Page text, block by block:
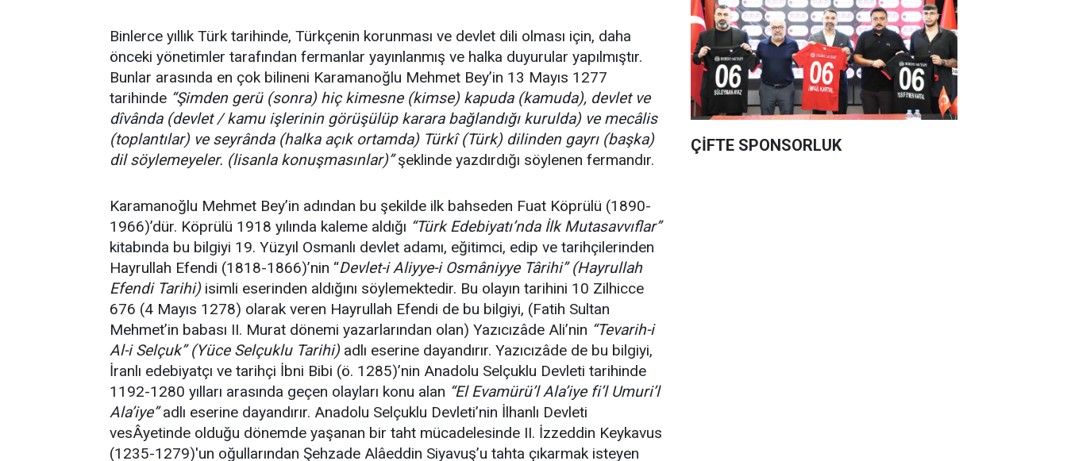
Binlerce yıllık Türk tarihinde, Türkçenin korunması ve devlet dili olması için, daha
önceki yönetimler tarafından fermanlar yayınlanmış ve halka duyurular yapılmıştır.
Bunlar arasında en çok bilineni Karamanoğlu Mehmet Bey’in 13 Mayıs 1277
tarihinde “Şimden gerü (sonra) hiç kimesne (kimse) kapuda (kamuda), devlet ve
dîvânda (devlet / kamu işlerinin görüşülüp karara bağlandığı kurulda) ve mecâlis
(toplantılar) ve seyrânda (halka açık ortamda) Türkî (Türk) dilinden gayrı (başka)
dil söylemeyeler. (lisanla konuşmasınlar)”şeklinde yazdırdığı söylenen fermandır.
Karamanoğlu Mehmet Bey’in adından bu şekilde ilk bahseden Fuat Köprülü (1890-
1966)’dür. Köprülü 1918 yılında kaleme aldığı “Türk Edebiyatı’nda İlk Mutasavvıflar”
kitabında bu bilgiyi 19. Yüzyıl Osmanlı devlet adamı, eğitimci, edip ve tarihçilerinden
Hayrullah Efendi (1818-1866)’nin “Devlet-i Aliyye-i Osmâniyye Târihi” (Hayrullah
Efendi Tarihi)isimli eserinden aldığını söylemektedir. Bu olayın tarihini 10 Zilhicce
676 (4 Mayıs 1278) olarak veren Hayrullah Efendi de bu bilgiyi, (Fatih Sultan
Mehmet’in babası II. Murat dönemi yazarlarından olan) Yazıcızâde Ali’nin “Tevarih-i
Al-i Selçuk” (Yüce Selçuklu Tarihi)adlı eserine dayandırır. Yazıcızâde de bu bilgiyi,
İranlı edebiyatçı ve tarihçi İbni Bibi (ö. 1285)’nin Anadolu Selçuklu Devleti tarihinde
1192-1280 yılları arasında geçen olayları konu alan “El Evamürü’l Ala’iye fi’l Umuri’l
Ala’iye”adlı eserine dayandırır. Anadolu Selçuklu Devleti’nin İlhanlı Devleti
vesÂyetinde olduğu dönemde yaşanan bir taht mücadelesinde II. İzzeddin Keykavus
(1235-1279)'un oğullarından Şehzade Alâeddin Siyavuş’u tahta çıkarmak isteyen
ÇİFTE SPONSORLUK